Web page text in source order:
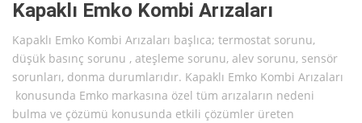
Kapaklı Emko Kombi Arızaları
Kapaklı Emko Kombi Arızaları başlıca; termostat sorunu,
düşük basınç sorunu , ateşleme sorunu, alev sorunu, sensör
sorunları, donma durumlarıdır. Kapaklı Emko Kombi Arızaları
konusunda Emko markasına özel tüm arızaların nedeni
bulma ve çözümü konusunda etkili çözümler üreten